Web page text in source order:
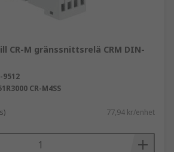
CR-M gränssnittsrelä CRM DIN-
9512
CR-M4SS
77,94 kr/enhet